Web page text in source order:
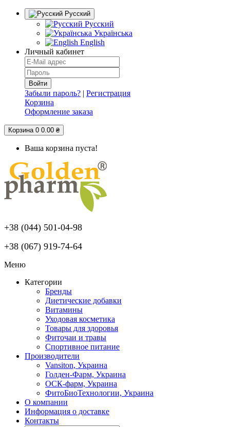
Русский
Русский
Українська
English
Личный кабинет
Забыли пароль? | Регистрация
Корзина
Оформление заказа
Корзина 0 0.00 ₴
Ваша корзина пуста!
+38 (044) 501-04-98
+38 (067) 919-74-64
Меню
Категории
Бренды
Диетические добавки
Витамины
Уходовая косметика
Товары для здоровья
Фиточаи и травы
Спортивное питание
Производители
Vansiton, Украина
Голден-Фарм, Украина
ОСК-фарм, Украина
ФитоБиоТехнологии, Украина
О компании
Информация о доставке
Контакты